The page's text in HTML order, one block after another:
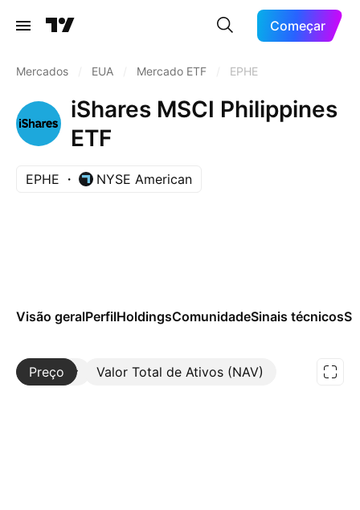
Começar
Mercados EUA Mercado ETF EPHE
iShares MSCI Philippines
ETF
EPHE NYSE American
Visão geralPerfilHoldingsComunidadeSinais técnicos
Preço Valor Total de Ativos (NAV)
Mais